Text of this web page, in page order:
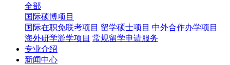
全部
国际硕博项目
国际在职免联考项目 留学硕士项目 中外合作办学项目
海外研学游学项目 常规留学申请服务
专业介绍
新闻中心